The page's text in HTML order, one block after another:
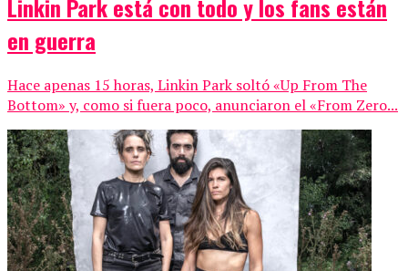
Linkin Park está con todo y los fans están
en guerra
Hace apenas 15 horas, Linkin Park soltó «Up From The
Bottom» y, como si fuera poco, anunciaron el «From Zero...